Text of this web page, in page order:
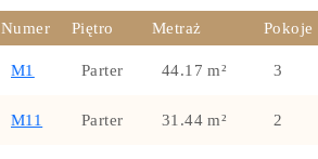
Numer Piętro Metraż Pokoje
M1 Parter 44.17 m² 3
M11 Parter 31.44 m² 2